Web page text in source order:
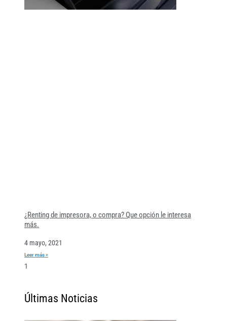
¿Renting de impresora, o compra? Que opción le interesa
más.
4 mayo, 2021
Leer más »
Últimas Noticias